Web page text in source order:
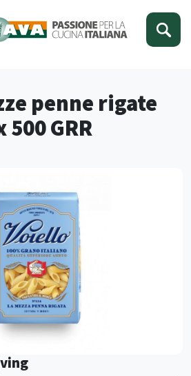
penne rigate
500 GRR